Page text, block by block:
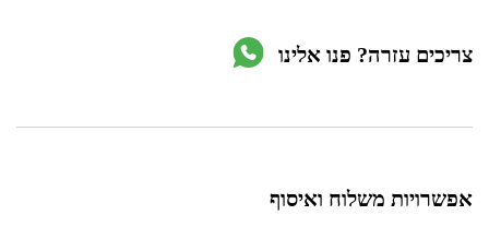
ומברגה/מקדחה
V18צריכים עזרה? פנו אלינו
אפשרויות משלוח ואיסוף